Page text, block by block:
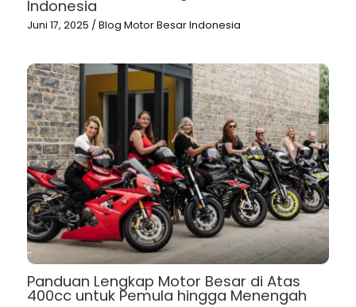
Indonesia
Juni 17, 2025 /Blog Motor Besar Indonesia
Panduan Lengkap Motor Besar di Atas
400cc untuk Pemula hingga Menengah